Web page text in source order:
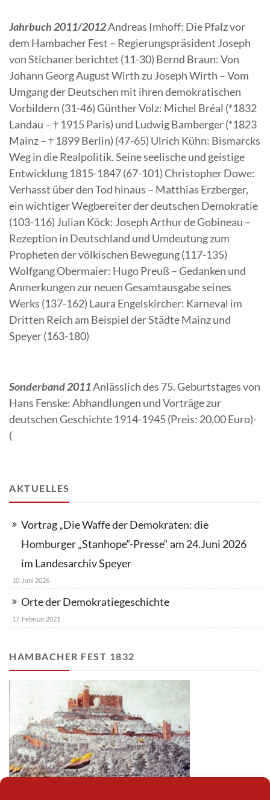
Jahrbuch 2011/2012Andreas Imhoff: Die Pfalz vor
dem Hambacher Fest – Regierungspräsident Joseph
von Stichaner berichtet (11-30) Bernd Braun: Von
Johann Georg August Wirth zu Joseph Wirth – Vom
Umgang der Deutschen mit ihren demokratischen
Vorbildern (31-46) Günther Volz: Michel Bréal (*1832
Landau – † 1915 Paris) und Ludwig Bamberger (*1823
Mainz – † 1899 Berlin) (47-65) Ulrich Kühn: Bismarcks
Weg in die Realpolitik. Seine seelische und geistige
Entwicklung 1815-1847 (67-101) Christopher Dowe:
Verhasst über den Tod hinaus – Matthias Erzberger,
ein wichtiger Wegbereiter der deutschen Demokratie
(103-116) Julian Köck: Joseph Arthur de Gobineau –
Rezeption in Deutschland und Umdeutung zum
Propheten der völkischen Bewegung (117-135)
Wolfgang Obermaier: Hugo Preuß – Gedanken und
Anmerkungen zur neuen Gesamtausgabe seines
Werks (137-162) Laura Engelskircher: Karneval im
Dritten Reich am Beispiel der Städte Mainz und
Speyer (163-180)
Sonderband 2011Anlässlich des 75. Geburtstages von
Hans Fenske: Abhandlungen und Vorträge zur
deutschen Geschichte 1914-1945 (Preis: 20,00 Euro)-
(
AKTUELLES
Vortrag „Die Waffe der Demokraten: die
Homburger „Stanhope“-Presse“ am 24.Juni 2026
im Landesarchiv Speyer
10. Juni 2026
Orte der Demokratiegeschichte
17. Februar 2021
HAMBACHER FEST 1832